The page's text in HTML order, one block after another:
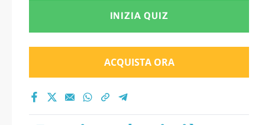
INIZIA QUIZ
ACQUISTA ORA